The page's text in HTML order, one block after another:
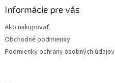
Informácie pre vás
Ako nakupovať
Obchodné podmienky
Podmienky ochrany osobných údajov